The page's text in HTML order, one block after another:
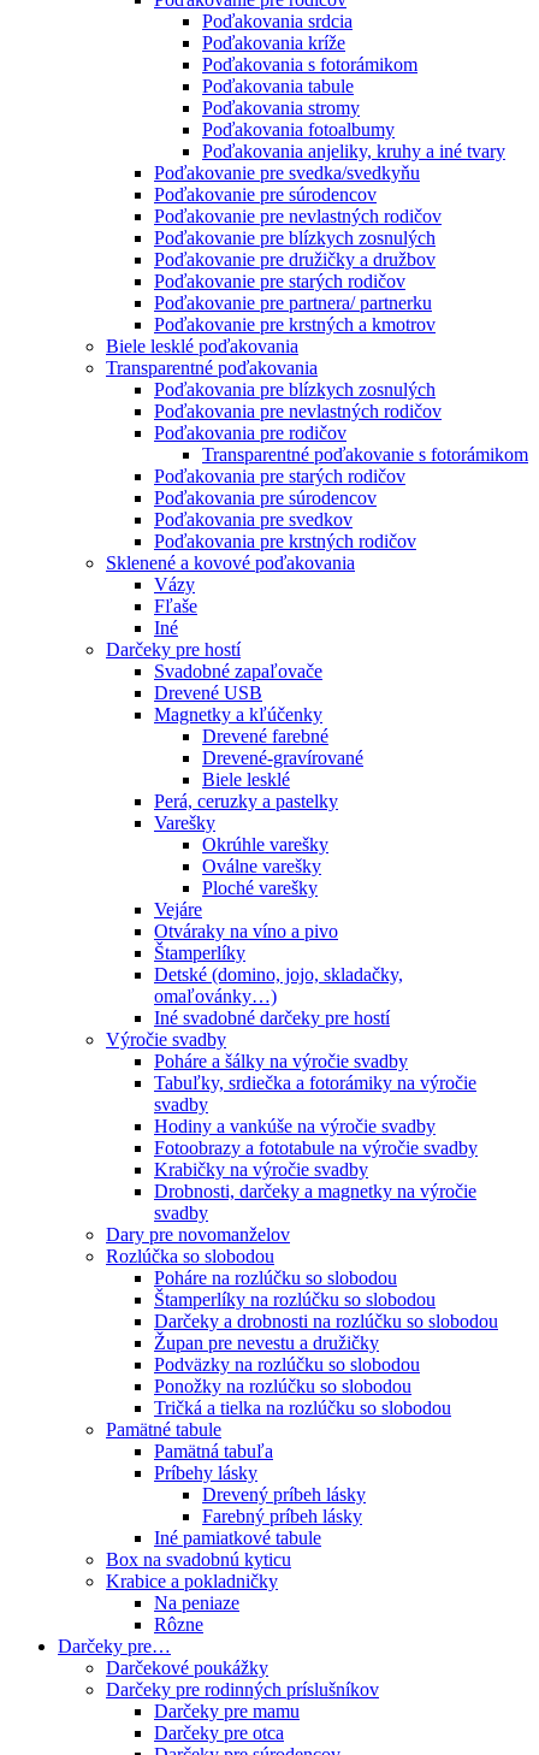
Poďakovania srdcia
Poďakovania kríže
Poďakovania s fotorámikom
Poďakovania tabule
Poďakovania stromy
Poďakovania fotoalbumy
Poďakovania anjeliky, kruhy a iné tvary
Poďakovanie pre svedka/svedkyňu
Poďakovanie pre súrodencov
Poďakovanie pre nevlastných rodičov
Poďakovanie pre blízkych zosnulých
Poďakovanie pre družičky a družbov
Poďakovanie pre starých rodičov
Poďakovanie pre partnera/ partnerku
Poďakovanie pre krstných a kmotrov
Biele lesklé poďakovania
Transparentné poďakovania
Poďakovania pre blízkych zosnulých
Poďakovania pre nevlastných rodičov
Poďakovania pre rodičov
Transparentné poďakovanie s fotorámikom
Poďakovania pre starých rodičov
Poďakovania pre súrodencov
Poďakovania pre svedkov
Poďakovania pre krstných rodičov
Sklenené a kovové poďakovania
Vázy
Fľaše
Iné
Darčeky pre hostí
Svadobné zapaľovače
Drevené USB
Magnetky a kľúčenky
Drevené farebné
Drevené-gravírované
Biele lesklé
Perá, ceruzky a pastelky
Varešky
Okrúhle varešky
Oválne varešky
Ploché varešky
Vejáre
Otváraky na víno a pivo
Štamperlíky
Detské (domino, jojo, skladačky,
omaľovánky…)
Iné svadobné darčeky pre hostí
Výročie svadby
Poháre a šálky na výročie svadby
Tabuľky, srdiečka a fotorámiky na výročie
svadby
Hodiny a vankúše na výročie svadby
Fotoobrazy a fototabule na výročie svadby
Krabičky na výročie svadby
Drobnosti, darčeky a magnetky na výročie
svadby
Dary pre novomanželov
Rozlúčka so slobodou
Poháre na rozlúčku so slobodou
Štamperlíky na rozlúčku so slobodou
Darčeky a drobnosti na rozlúčku so slobodou
Župan pre nevestu a družičky
Podväzky na rozlúčku so slobodou
Ponožky na rozlúčku so slobodou
Tričká a tielka na rozlúčku so slobodou
Pamätné tabule
Pamätná tabuľa
Príbehy lásky
Drevený príbeh lásky
Farebný príbeh lásky
Iné pamiatkové tabule
Box na svadobnú kyticu
Krabice a pokladničky
Na peniaze
Rôzne
Darčeky pre…
Darčekové poukážky
Darčeky pre rodinných príslušníkov
Darčeky pre mamu
Darčeky pre otca